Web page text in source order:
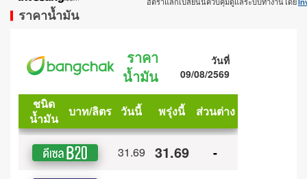
ราคาน้ำมัน